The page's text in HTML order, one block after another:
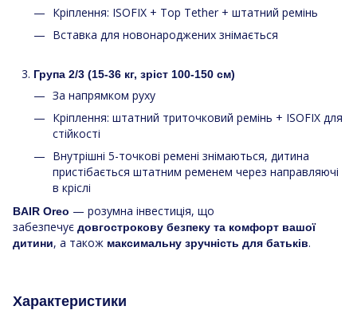
Кріплення: ISOFIX + Top Tether + штатний ремінь
Вставка для новонароджених знімається
Група 2/3 (15-36 кг, зріст 100-150 см)
За напрямком руху
Кріплення: штатний триточковий ремінь + ISOFIX для
стійкості
Внутрішні 5-точкові ремені знімаються, дитина
пристібається штатним ременем через направляючі
в кріслі
BAIR Oreo — розумна інвестиція, що
забезпечує довгострокову безпеку та комфорт вашої
дитини, а також максимальну зручність для батьків.
Характеристики